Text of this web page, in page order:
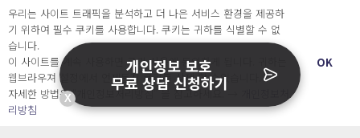
○ 개인정보보호 컴플라이언스를 선도하겠습니다.
○ 정보주체의 권리를 보장하겠습니다.
○ 기업의 개인정보보호를 위한 효율적 관리를 보장하겠습니다.
Copyright Ⓒ
2026 O.NE PEOPLE Co., Ltd. All rights reserved.
우리는 사이트 트래픽을 분석하고 더 나은 서비스 환경을 제공하
기 위하여 필수 쿠키를 사용합니다. 쿠키는 귀하를 식별할 수 없
습니다.
이 사이트를 계속 사용하면 쿠키 사용에 동의하게 됩니다. 귀하는
웹브라우져 설정에서 언제든지 쿠키를 삭제 할 수있습니다.
자세한 방법은 “개인정보처리방침” 을 참고하세요. →
리방침
OK
X
개인정보 보호
무료 상담 신청하기